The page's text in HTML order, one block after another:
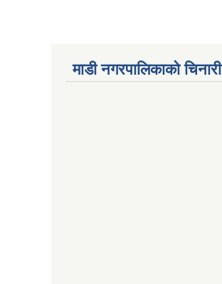
माडी नगरपालिकाको चिनारी